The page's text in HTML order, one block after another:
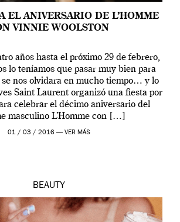
EL ANIVERSARIO DE L’HOMME
VINNIE WOOLSTON
años hasta el próximo 29 de febrero,
lo teníamos que pasar muy bien para
se nos olvidara en mucho tiempo… y lo
Saint Laurent organizó una fiesta por
celebrar el décimo aniversario del
masculino L’Homme con […]
01 / 03 / 2016 — VER MÁS
BEAUTY